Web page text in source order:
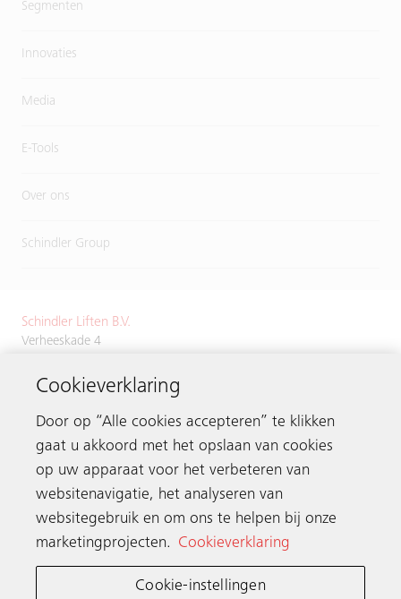
Segmenten
Innovaties
Media
E-Tools
Over ons
Schindler Group
Schindler Liften B.V.
Verheeskade 4
Tel.+31 70 3843700
Neem contact op
Schindler wereldwijd
Cookieverklaring
Door op “Alle cookies accepteren” te klikken
gaat u akkoord met het opslaan van cookies
op uw apparaat voor het verbeteren van
websitenavigatie, het analyseren van
websitegebruik en om ons te helpen bij onze
marketingprojecten.
Cookieverklaring
Cookie-instellingen